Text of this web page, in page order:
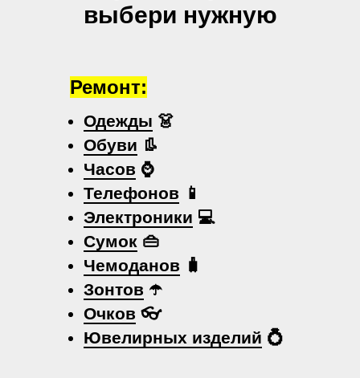
выбери нужную
Одежды 👗
Обуви 👢
Часов ⌚
Телефонов 📱
Электроники 💻
Сумок 👜
Чемоданов 🧳
Зонтов ☂️
Очков 👓
Ювелирных изделий 💍
Ремонт: